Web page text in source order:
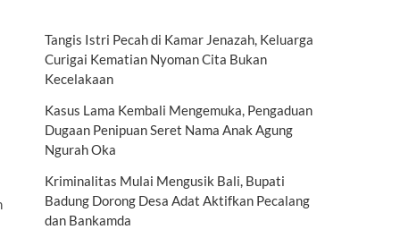
Tangis Istri Pecah di Kamar Jenazah, Keluarga
Curigai Kematian Nyoman Cita Bukan
Kecelakaan
Kasus Lama Kembali Mengemuka, Pengaduan
Dugaan Penipuan Seret Nama Anak Agung
Ngurah Oka
Kriminalitas Mulai Mengusik Bali, Bupati
Badung Dorong Desa Adat Aktifkan Pecalang
dan Bankamda